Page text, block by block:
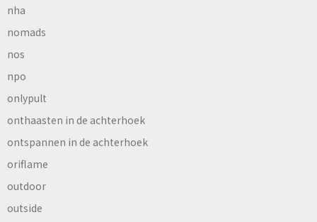
nha
nomads
nos
npo
onlypult
onthaasten in de achterhoek
ontspannen in de achterhoek
oriflame
outdoor
outside